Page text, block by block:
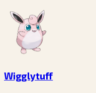
Wigglytuff